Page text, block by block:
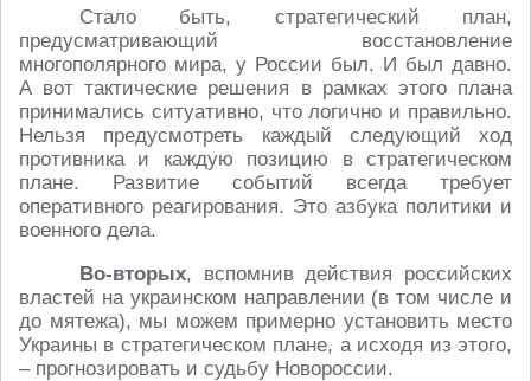
Стало быть, стратегический план,
предусматривающий восстановление
многополярного мира, у России был. И был давно.
А вот тактические решения в рамках этого плана
принимались ситуативно, что логично и правильно.
Нельзя предусмотреть каждый следующий ход
противника и каждую позицию в стратегическом
плане. Развитие событий всегда требует
оперативного реагирования. Это азбука политики и
военного дела.
Во-вторых, вспомнив действия российских
властей на украинском направлении (в том числе и
до мятежа), мы можем примерно установить место
Украины в стратегическом плане, а исходя из этого,
– прогнозировать и судьбу Новороссии.